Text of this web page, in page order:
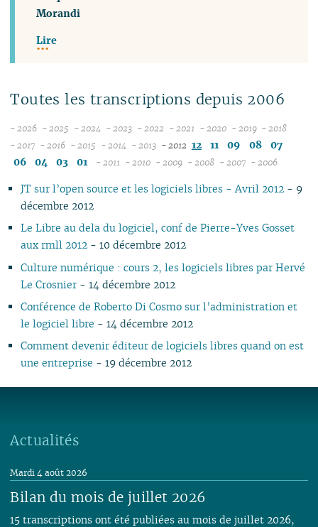
Morandi
Lire
Toutes les transcriptions depuis 2006
- 2026
07
05
04
03
02
- 2025
11
09
08
07
06
04
03
02
01
- 2024
09
07
06
04
03
02
01
- 2023
09
07
06
04
03
02
01
- 2022
09
07
06
04
03
02
01
- 2021
12
09
07
04
02
- 2020
12
09
07
04
02
- 2019
12
09
07
04
02
- 2018
09
07
04
02
- 2017
12
10
09
08
07
05
04
03
02
01
- 2016
12
10
09
08
07
05
04
03
02
01
- 2015
10
08
07
05
04
03
02
- 2014
10
08
07
04
03
02
- 2013
09
04
02
- 2012 12 11 09 08
07
06
04 03 01 - 2011
11
09
08
06
05
04
03
- 2010
11
09
08
06
05
04
03
02
01
- 2009 - 2008
11
06
- 2007 - 2006
JT sur l’open source et les logiciels libres - Avril 2012- 9
décembre 2012
Le Libre au dela du logiciel, conf de Pierre-Yves Gosset
aux rmll 2012- 10 décembre 2012
Culture numérique : cours 2, les logiciels libres par Hervé
Le Crosnier- 14 décembre 2012
Conférence de Roberto Di Cosmo sur l’administration et
le logiciel libre - 14 décembre 2012
Comment devenir éditeur de logiciels libres quand on est
une entreprise - 19 décembre 2012
Actualités
Bilan du mois de juillet 2026
Mardi 4 août 2026
15 transcriptions ont été publiées au mois de juillet 2026,